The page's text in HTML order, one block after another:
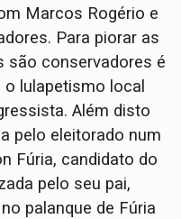
Marcos Rogério e
Para piorar as
são conservadores é
o lulapetismo local
Além disto
pelo eleitorado num
Fúria, candidato do
pelo seu pai,
palanque de Fúria